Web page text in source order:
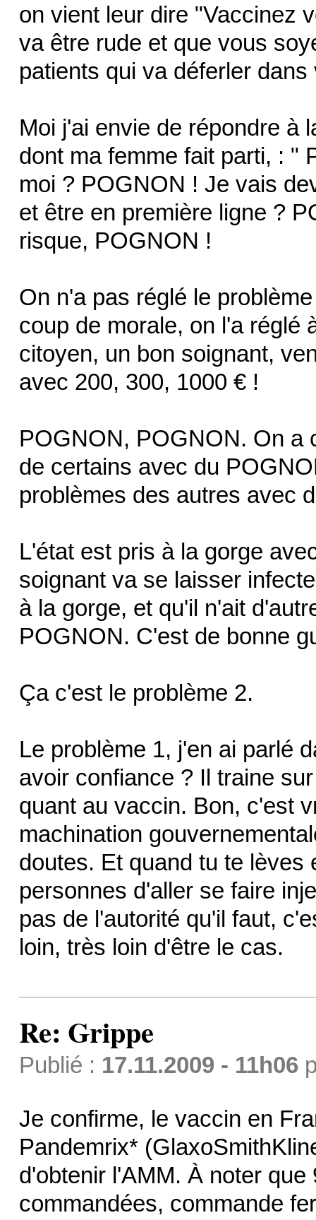
on vient leur dire "Vaccinez
va être rude et que vous
patients qui va déferler
Moi j'ai envie de répondre à
dont ma femme fait parti, : "
moi ? POGNON ! Je vais
et être en première ligne ?
risque, POGNON !
On n'a pas réglé le
coup de morale, on l'a réglé
citoyen, un bon soignant,
avec 200, 300, 1000 € !
POGNON, POGNON. On a
de certains avec du
problèmes des autres avec
L'état est pris à la gorge
soignant va se laisser
à la gorge, et qu'il n'ait
POGNON. C'est de bonne
Ça c'est le problème 2.
Le problème 1, j'en ai parlé
avoir confiance ? Il traine
quant au vaccin. Bon, c'est
machination
doutes. Et quand tu te lèves
personnes d'aller se faire
pas de l'autorité qu'il faut,
loin, très loin d'être le cas.
Re: Grippe
Publié : 17.11.2009 - 11h06
Je confirme, le vaccin en
Pandemrix*
d'obtenir l'AMM. À noter
commandées, commande